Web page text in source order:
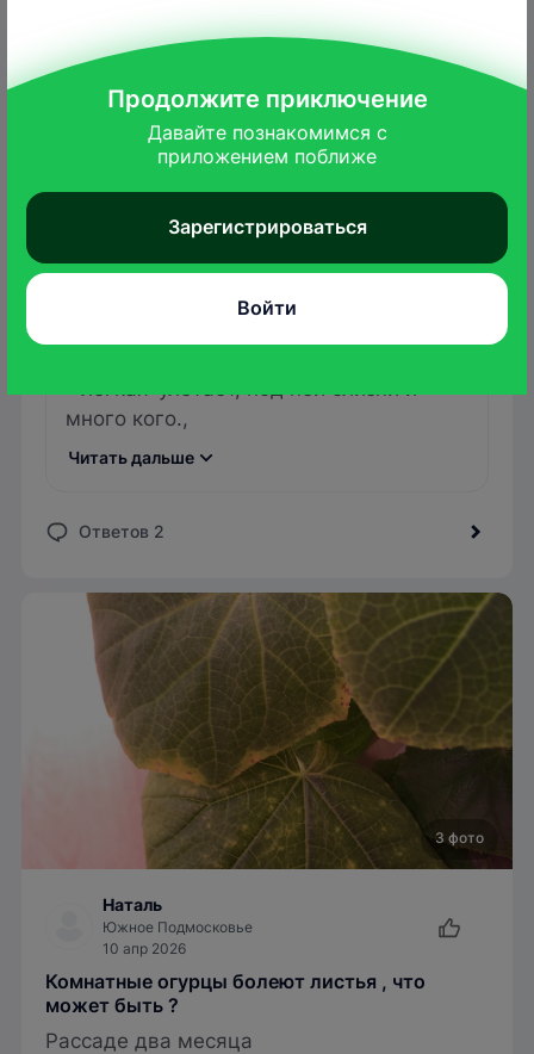
Здравствуйте! Подскажите, если кто-то
использовал подобные приствольные круги ,
какие плюсы и минусы вам встретились, из
личного опыта.
Заранее спасибо)
Наталья
- легкая-улетает, под ней слизни и
много кого.,
Читать дальше
Ответов 2
3 фото
Наталь
Южное Подмосковье
10 апр 2026
Комнатные огурцы болеют листья , что
может быть ?
Рассаде два месяца
Продолжите приключение
Давайте познакомимся с
приложением поближе
Зарегистрироваться
Войти